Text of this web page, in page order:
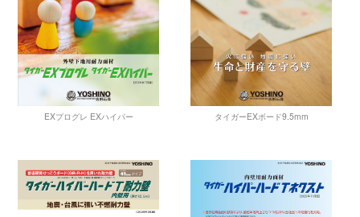
EXプログレ EXハイパー タイガーEXボード9.5mm